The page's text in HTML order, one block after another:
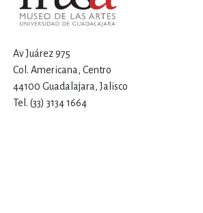
Av Juárez 975
Col. Americana, Centro
44100 Guadalajara, Jalisco
Tel. (33) 3134 1664